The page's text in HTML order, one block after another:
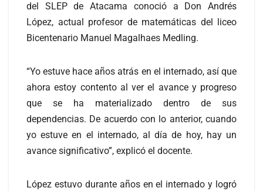
del SLEP de Atacama conoció a Don Andrés
López, actual profesor de matemáticas del liceo
Bicentenario Manuel Magalhaes Medling.
“Yo estuve hace años atrás en el internado, así que
ahora estoy contento al ver el avance y progreso
que se ha materializado dentro de sus
dependencias. De acuerdo con lo anterior, cuando
yo estuve en el internado, al día de hoy, hay un
avance significativo”, explicó el docente.
López estuvo durante años en el internado y logró